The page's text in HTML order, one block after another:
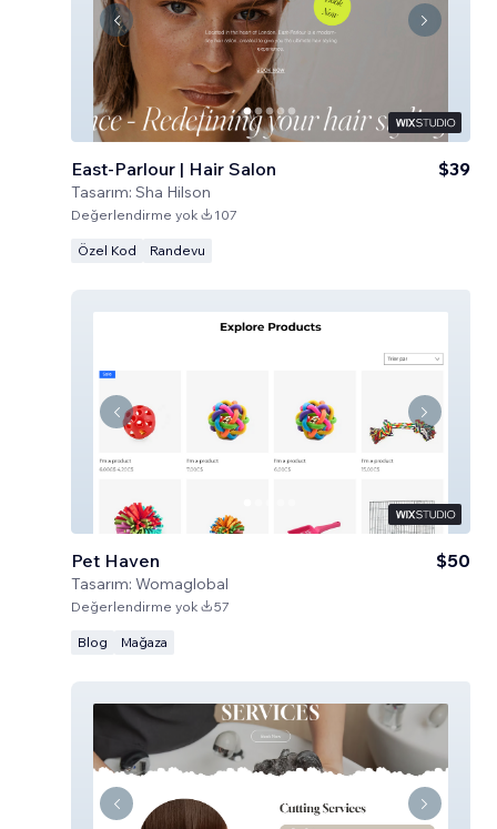
East-Parlour | Hair Salon
Tasarım: Sha Hilson
$39
Değerlendirme yok 107
Özel Kod Randevu
Pet Haven
Tasarım: Womaglobal
$50
Değerlendirme yok 57
Blog Mağaza